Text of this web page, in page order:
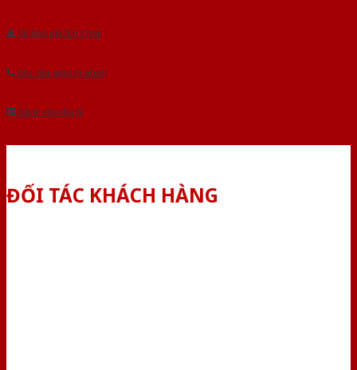
Tải báo giá tổng hợp
Yêu cầu gọi lại (3 phút)
Dành cho đại lý
ĐỐI TÁC KHÁCH HÀNG